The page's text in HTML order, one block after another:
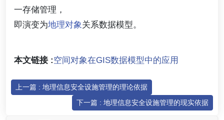
一存储管理，
即演变为地理对象关系数据模型。
本文链接 :空间对象在GIS数据模型中的应用
上一篇 : 地理信息安全设施管理的理论依据
下一篇 : 地理信息安全设施管理的现实依据